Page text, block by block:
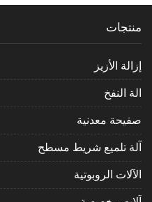
منتجات
إزالة الأزيز
الة النفخ
صفيحة معدنية
آلة تلميع شريط مسطح
الآلات الروبوتية